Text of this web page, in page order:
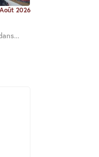
2026